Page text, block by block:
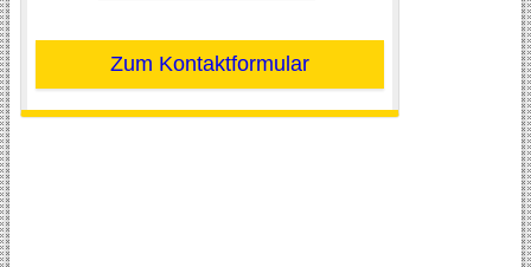
Zum Kontaktformular